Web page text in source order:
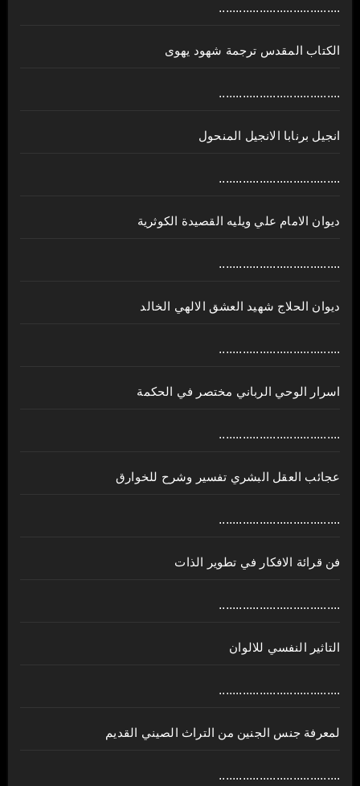
....................................
الكتاب المقدس ترجمة شهود يهوى
....................................
انجيل برنابا الانجيل المنحول
....................................
ديوان الامام علي ويليه القصيدة الكوثرية
....................................
ديوان الحلاج شهيد العشق الالهي الخالد
....................................
اسرار الوحي الرباني مختصر في الحكمة
....................................
عجائب العقل البشري تفسير وشرح للخوارق
....................................
فن قرائة الافكار في تطوير الذات
....................................
التاثير النفسي للالوان
....................................
لمعرفة جنس الجنين من التراث الصيني القديم
....................................